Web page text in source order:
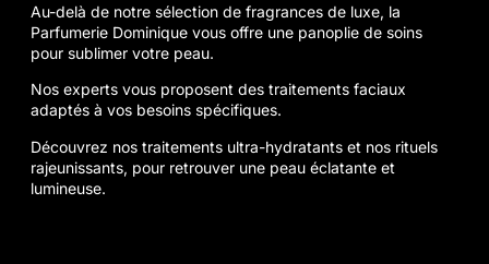
Au-delà de notre sélection de fragrances de luxe, la
Parfumerie Dominique vous offre une panoplie de soins
pour sublimer votre peau.
Nos experts vous proposent des traitements faciaux
adaptés à vos besoins spécifiques.
Découvrez nos traitements ultra-hydratants et nos rituels
rajeunissants, pour retrouver une peau éclatante et
lumineuse.